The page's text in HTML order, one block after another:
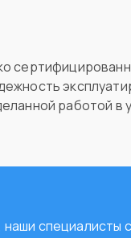
работой в
наши